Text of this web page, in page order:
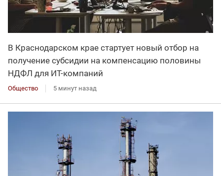
В Краснодарском крае стартует новый отбор на
получение субсидии на компенсацию половины
НДФЛ для ИT-компаний
Общество 5 минут назад